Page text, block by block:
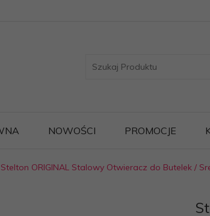
NOWOŚCI PROMOCJE
Stelton ORIGINAL Stalowy Otwieracz do Butelek /